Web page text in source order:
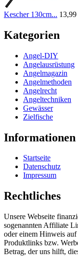
Kescher 130cm...
Kategorien
Angel-DIY
Angelausrüstung
Angelmagazin
Angelmethoden
Angelrecht
Angeltechniken
Gewässer
Zielfische
Informationen
Startseite
Datenschutz
Impressum
Rechtliches
Unsere Webseite
sogenannten Affiliate
oder einem Hinweis
Produktlinks bzw.
Betrag, der uns hilft,